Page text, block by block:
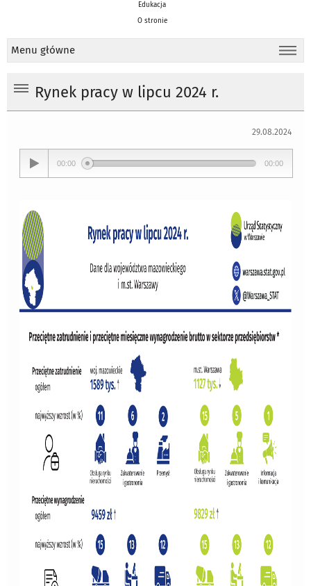
Edukacja
O stronie
Menu główne
Rynek pracy w lipcu 2024 r.
29.08.2024
00:00 00:00